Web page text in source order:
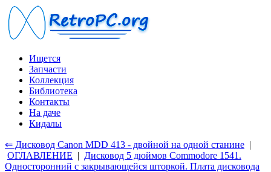
Ищется
Запчасти
Коллекция
Библиотека
Контакты
На даче
Кидалы
⇐ Дисковод Canon MDD 413 - двойной на одной станине |
ОГЛАВЛЕНИЕ | Дисковод 5 дюймов Commodore 1541.
Односторонний с закрывающейся шторкой. Плата дисковода